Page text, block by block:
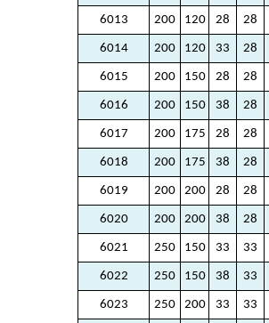
6013 200 120 28 28
6014 200 120 33 28
6015 200 150 28 28
6016 200 150 38 28
6017 200 175 28 28
6018 200 175 38 28
6019 200 200 28 28
6020 200 200 38 28
6021 250 150 33 33
6022 250 150 38 33
6023 250 200 33 33